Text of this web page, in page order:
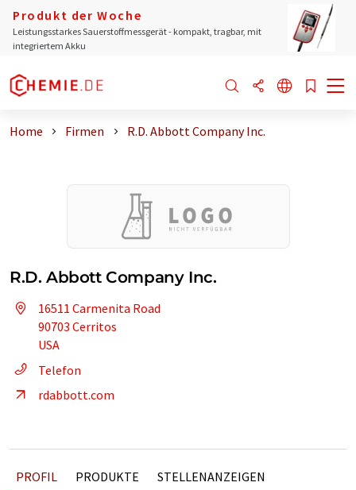
Produkt der Woche
Leistungsstarkes Sauerstoffmessgerät - kompakt, tragbar, mit
integriertem Akku
Home Firmen R.D. Abbott Company Inc.
R.D. Abbott Company Inc.
16511 Carmenita Road
90703 Cerritos
USA
Telefon
rdabbott.com
PROFIL PRODUKTE STELLENANZEIGEN